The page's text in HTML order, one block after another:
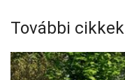
További cikkek